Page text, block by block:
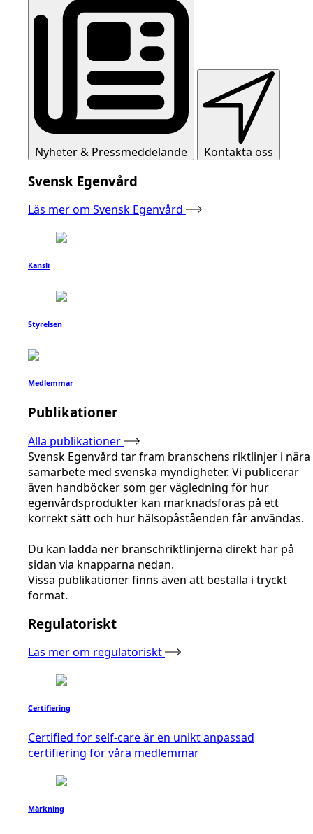
Nyheter & Pressmeddelande Kontakta oss
Svensk Egenvård
Läs mer om Svensk Egenvård
Kansli
Styrelsen
Medlemmar
Publikationer
Alla publikationer
Svensk Egenvård tar fram branschens riktlinjer i nära
samarbete med svenska myndigheter. Vi publicerar
även handböcker som ger vägledning för hur
egenvårdsprodukter kan marknadsföras på ett
korrekt sätt och hur hälsopåståenden får användas.
Du kan ladda ner branschriktlinjerna direkt här på
sidan via knapparna nedan.
Vissa publikationer finns även att beställa i tryckt
format.
Regulatoriskt
Läs mer om regulatoriskt
Certifiering
Certified for self-care är en unikt anpassad
certifiering för våra medlemmar
Märkning